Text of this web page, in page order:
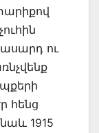
ու
հենց
1915